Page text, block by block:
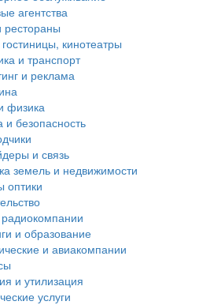
агентства
кинотеатры
и транспорт
и реклама
физика
и безопасность
и связь
земель и недвижимости
оптики
и образование
и авиакомпании
и утилизация
услуги